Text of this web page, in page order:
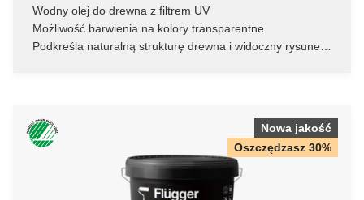
Wodny olej do drewna z filtrem UV
Możliwość barwienia na kolory transparentne
Podkreśla naturalną strukturę drewna i widoczny rysunek
Nowa jakość
Oszczędzasz 30%